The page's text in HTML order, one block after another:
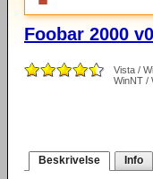
Foobar 2000
Vista /
WinNT /
Beskrivelse Info